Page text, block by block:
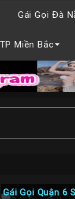
Gái Gọi Đà
Miền Bắc
Gái Gọi Quận 6